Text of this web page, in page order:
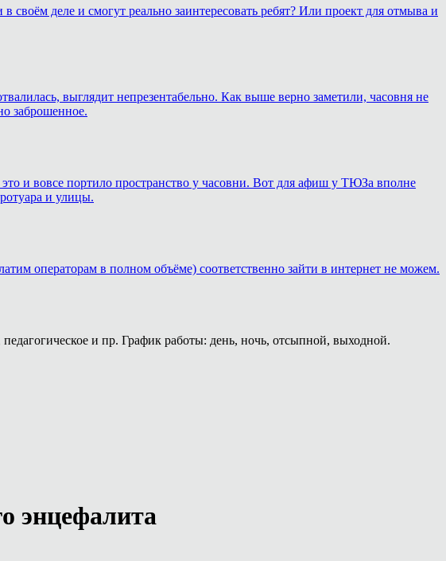
деле и смогут реально заинтересовать ребят? Или проект для отмыва и
выглядит непрезентабельно. Как выше верно заметили, часовня не
заброшенное.
и вовсе портило пространство у часовни. Вот для афиш у ТЮЗа вполне
и улицы.
операторам в полном объёме) соответственно зайти в интернет не можем.
и пр. График работы: день, ночь, отсыпной, выходной.
энцефалита